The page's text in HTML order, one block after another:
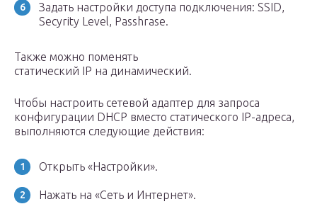
Задать настройки доступа подключения: SSID,
Secyrity Level, Passhrase.
Также можно поменять
статический IP на динамический.
Чтобы настроить сетевой адаптер для запроса
конфигурации DHCP вместо статического IP-адреса,
выполняются следующие действия:
Открыть «Настройки».
Нажать на «Сеть и Интернет».